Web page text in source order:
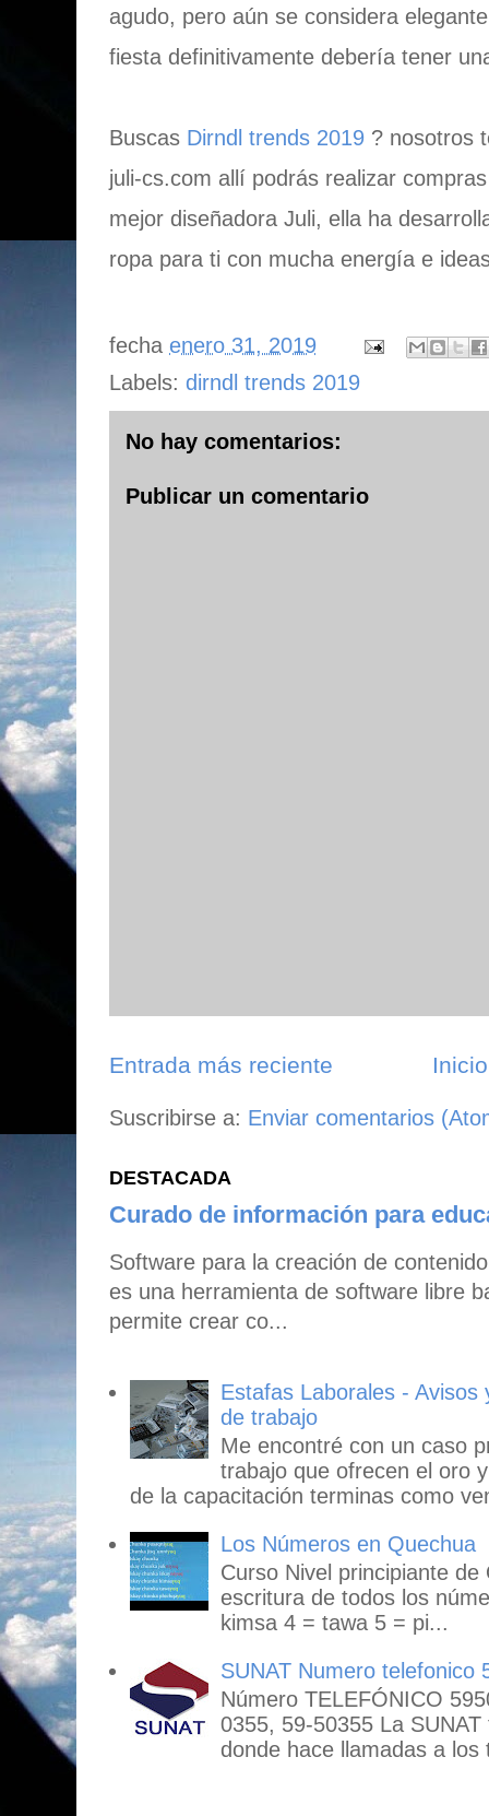
agudo, pero aún se considera
fiesta definitivamente debería tener
Buscas Dirndl trends 2019 ? nosotros
juli-cs.com allí podrás realizar
mejor diseñadora Juli, ella ha
ropa para ti con mucha energía e
fecha enero 31, 2019
Labels: dirndl trends 2019
No hay comentarios:
Publicar un comentario
Entrada más reciente Inicio
Suscribirse a: Enviar comentarios
DESTACADA
Curado de información para
Software para la creación de
es una herramienta de software libre
permite crear co...
Estafas Laborales -
de trabajo
Me encontré con un caso
trabajo que ofrecen el oro
de la capacitación terminas como
Los Números en Quechua
Curso Nivel principiante
escritura de todos los
kimsa 4 = tawa 5 = pi...
SUNAT Numero telefonico
Número TELEFÓNICO
0355, 59-50355 La
donde hace llamadas a los